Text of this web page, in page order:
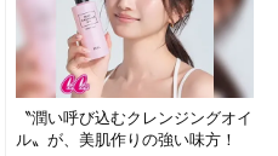
〝潤い呼び込むクレンジングオイ
ル〟が、美肌作りの強い味方！